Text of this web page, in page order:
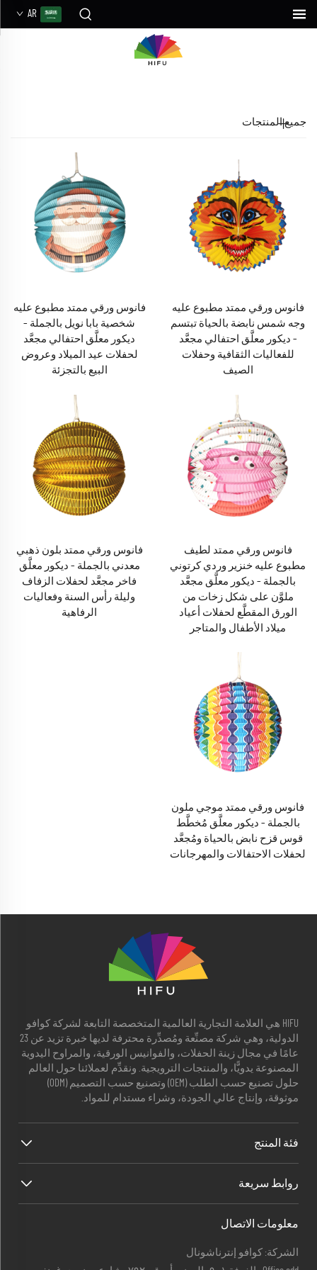
AR
جميع المنتجات
فانوس ورقي ممتد مطبوع عليه
وجه شمس نابضة بالحياة تبتسم
– ديكور معلَّق احتفالي مجعَّد
للفعاليات الثقافية وحفلات
الصيف
فانوس ورقي ممتد مطبوع عليه
شخصية بابا نويل بالجملة –
ديكور معلَّق احتفالي مجعَّد
لحفلات عيد الميلاد وعروض
البيع بالتجزئة
فانوس ورقي ممتد لطيف
مطبوع عليه خنزير وردي كرتوني
بالجملة – ديكور معلَّق مجعَّد
ملوَّن على شكل زخات من
الورق المقطَّع لحفلات أعياد
ميلاد الأطفال والمتاجر
فانوس ورقي ممتد بلون ذهبي
معدني بالجملة – ديكور معلَّق
فاخر مجعَّد لحفلات الزفاف
وليلة رأس السنة وفعاليات
الرفاهية
فانوس ورقي ممتد موجي ملون
بالجملة – ديكور معلَّق مُخطَّط
قوس قزح نابض بالحياة ومُجعَّد
لحفلات الاحتفالات والمهرجانات
HIFU هي العلامة التجارية العالمية المتخصصة التابعة لشركة كوافو
الدولية، وهي شركة مصنِّعة ومُصدِّرة محترفة لديها خبرة تزيد عن 23
عامًا في مجال زينة الحفلات، والفوانيس الورقية، والمراوح اليدوية
المصنوعة يدويًّا، والمنتجات الترويجية. ونقدِّم لعملائنا حول العالم
حلول تصنيع حسب الطلب (OEM) وتصنيع حسب التصميم (ODM)
موثوقة، وإنتاج عالي الجودة، وشراء مستدام للمواد.
فئة المنتج
روابط سريعة
معلومات الاتصال
الشركة: كوافو إنترناشونال